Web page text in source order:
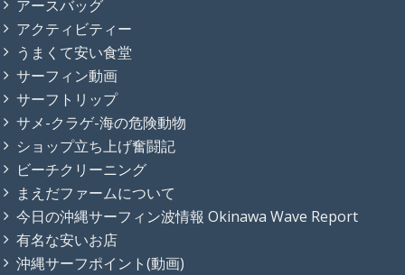
アースバッグ
アクティビティー
うまくて安い食堂
サーフィン動画
サーフトリップ
サメ-クラゲ-海の危険動物
ショップ立ち上げ奮闘記
ビーチクリーニング
まえだファームについて
今日の沖縄サーフィン波情報 Okinawa Wave Report
有名な安いお店
沖縄サーフポイント(動画)